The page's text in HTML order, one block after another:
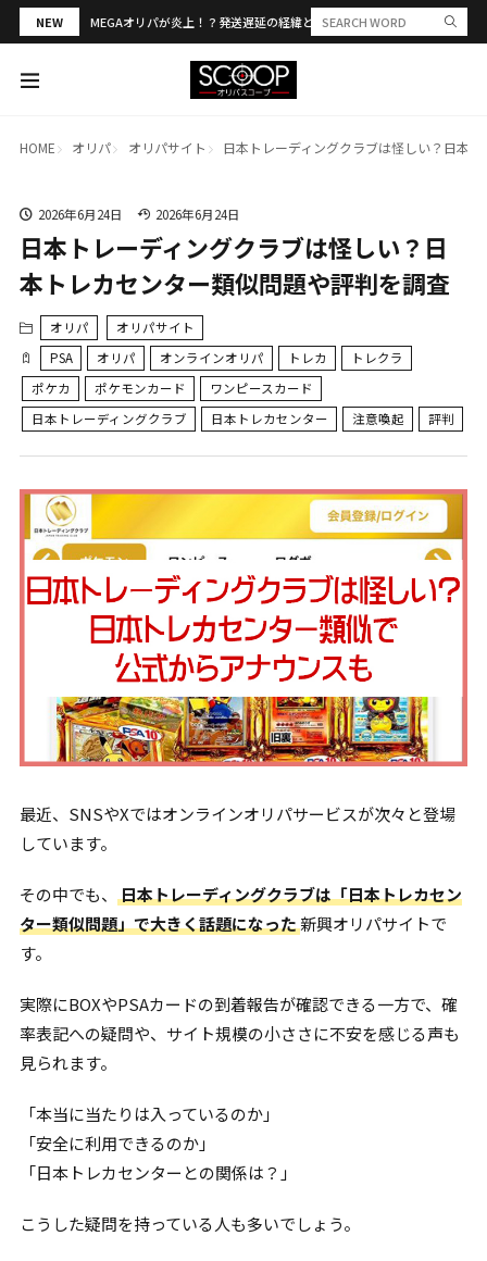
NEW MEGAオリパが炎上！？発送遅延の経緯と評判・当選報告を解説
HOME オリパ オリパサイト 日本トレーディングクラブは怪しい？日本
2026年6月24日 2026年6月24日
日本トレーディングクラブは怪しい？日
本トレカセンター類似問題や評判を調査
オリパ
オリパサイト
PSA
オリパ オンラインオリパ トレカ
トレクラ
ポケカ
ポケモンカード
ワンピースカード
日本トレーディングクラブ
日本トレカセンター 注意喚起 評判
最近、SNSやXではオンラインオリパサービスが次々と登場
しています。
その中でも、
日本トレーディングクラブは「日本トレカセン
ター類似問題」で大きく話題になった新興オリパサイトで
す。
実際にBOXやPSAカードの到着報告が確認できる一方で、確
率表記への疑問や、サイト規模の小ささに不安を感じる声も
見られます。
「本当に当たりは入っているのか」
「安全に利用できるのか」
「日本トレカセンターとの関係は？」
こうした疑問を持っている人も多いでしょう。